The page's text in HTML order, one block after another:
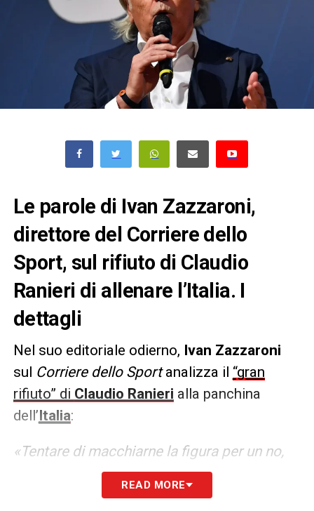
Le parole di Ivan Zazzaroni,
direttore del Corriere dello
Sport, sul rifiuto di Claudio
Ranieri di allenare l’Italia. I
dettagli
Nel suo editoriale odierno, Ivan Zazzaroni
sul Corriere dello Sportanalizza il “gran
rifiuto” di Claudio Ranieri alla panchina
dell’Italia:
«Tentare di macchiarne la figura per un no,
frutto di un ripensamento notturno, è un
esercizio intollerabile. Uomini che al
READ MORE